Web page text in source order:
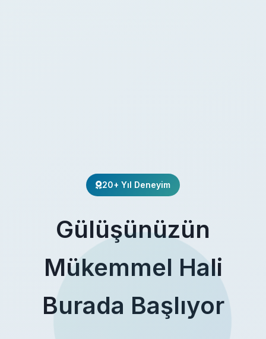
20+ Yıl Deneyim
Gülüşünüzün
Mükemmel Hali
Burada Başlıyor